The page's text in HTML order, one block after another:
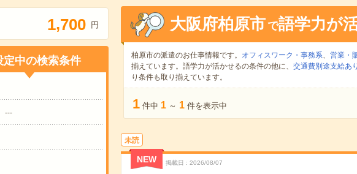
1,700 円
定中の検索条件
---
大阪府柏原市 で語学力が
柏原市の派遣のお仕事情報です。 オフィスワーク・事務系、 営業・
揃えています。語学力が活かせるの条件の他に、 交通費別途支給あり
り条件も取り揃えています。
1 件中 1 ～ 1 件を表示中
未読
NEW 掲載日 2026/08/07